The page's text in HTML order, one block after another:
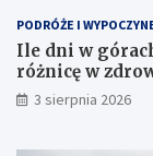
PODRÓŻE I
Ile dni w
różnicę w
3 sierpnia 2026